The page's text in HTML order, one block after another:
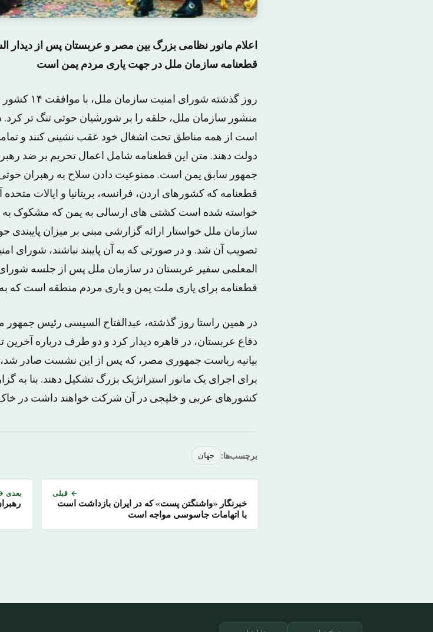
اعلام مانور نظامی بزرگ بین مصر و عربستان پس از دیدار
قطعنامه سازمان ملل در جهت یاری مردم یمن است
روز گذشته
منشور سازمان ملل، حلقه را بر شورشیان حوثی تنگ تر
است از همه مناطق تحت اشغال خود عقب نشینی کنند و
دولت دهند. متن این قطعنامه شامل اعمال تحریم بر ضد
جمهور سابق یمن است. ممنوعیت دادن سلاح به رهبران
قطعنامه که کشورهای اردن، فرانسه، بریتانیا و ایالات
خواسته شده است کشتی های ارسالی به یمن که مشکوک به
سازمان ملل خواستار ارائه گزارشی مبنی بر میزان پایبندی
تصویب آن شد. و در صورتی که به آن پایبند نباشند، شورای
المعلمی سفیر عربستان در سازمان ملل پس از جلسه شورای
قطعنامه برای یاری ملت یمن و یاری مردم منطقه است که به
در همین راستا روز گذشته، عبدالفتاح السیسی رئیس جمهور
دفاع عربستان، در قاهره دیدار کرد و دو طرف درباره
بیانیه ریاست جمهوری مصر، که پس از این نشست صادر شد،
برای اجرای یک مانور استراتژیک بزرگ تشکیل دهند. بنا به
کشورهای عربی و خلیجی در آن شرکت خواهند داشت در
برچسب‌ها: جهان
← قبلی
خبرنگار «واشنگتن پست» که در ایران بازداشت است
با اتهامات جاسوسی مواجه است
بعدی